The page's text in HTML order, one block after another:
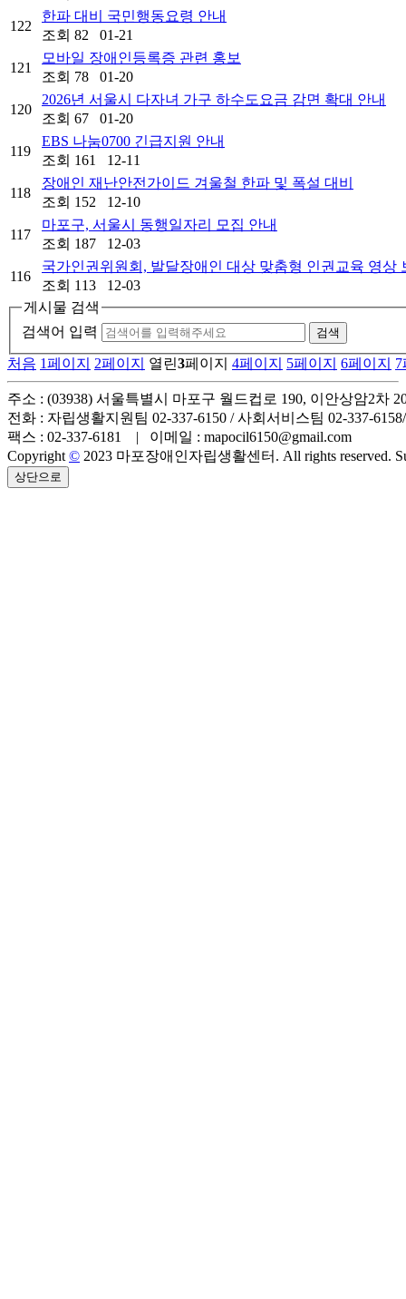
122
한파 대비 국민행동요령 안내
조회 82 01-21
121
모바일 장애인등록증 관련 홍보
조회 78 01-20
120
2026년 서울시 다자녀 가구 하수도요금 감면 확대 안내
조회 67 01-20
119
EBS 나눔0700 긴급지원 안내
조회 161 12-11
118
장애인 재난안전가이드 겨울철 한파 및 폭설 대비
조회 152 12-10
117
마포구, 서울시 동행일자리 모집 안내
조회 187 12-03
116
국가인권위원회, 발달장애인 대상 맞춤형 인권교육 영상
조회 113 12-03
게시물 검색
검색어 입력
검색
처음 1페이지 2페이지 열린3페이지 4페이지 5페이지 6페이지 7
주소 : (03938) 서울특별시 마포구 월드컵로 190, 이안상암2차
전화 : 자립생활지원팀 02-337-6150 / 사회서비스팀 02-337-
팩스 : 02-337-6181 | 이메일 : mapocil6150@gmail.com
Copyright © 2023 마포장애인자립생활센터. All rights reserved.
상단으로